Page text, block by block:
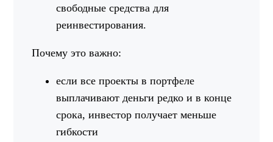
свободные средства для
реинвестирования.
Почему это важно:
если все проекты в портфеле
выплачивают деньги редко и в конце
срока, инвестор получает меньше
гибкости